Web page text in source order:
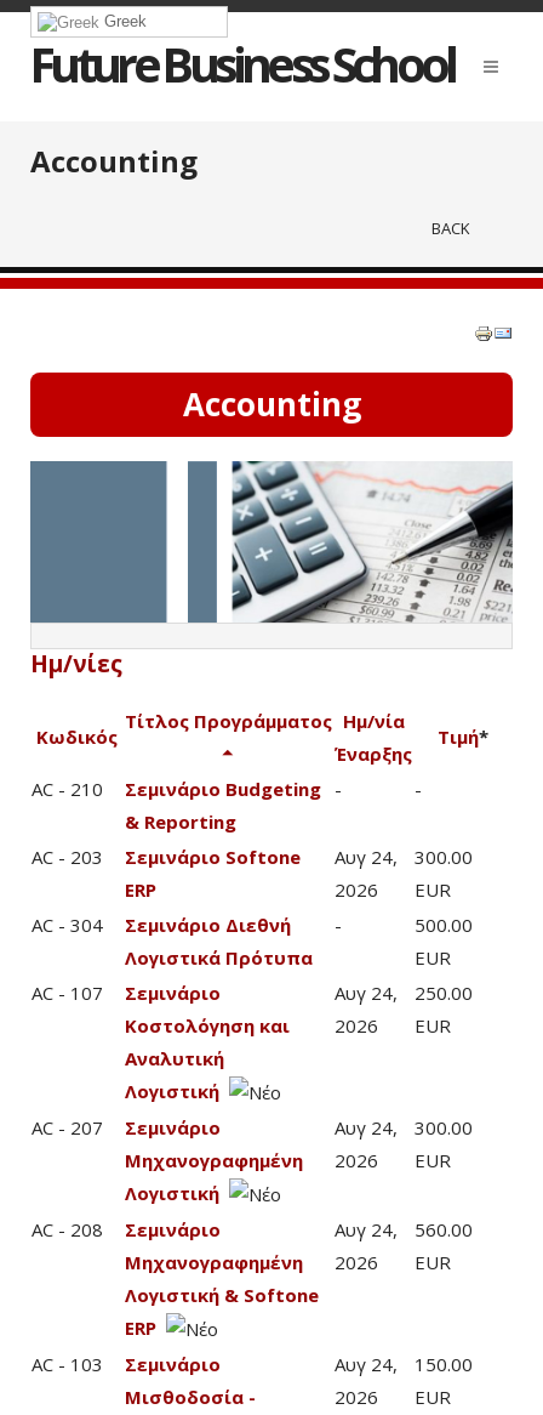
Greek
Future Business School
Accounting
BACK
Accounting
Ημ/νίες
Κωδικός
Τίτλος Προγράμματος Ημ/νία
Έναρξης
Τιμή*
AC - 210
Σεμινάριο Budgeting
& Reporting
- -
AC - 203
Σεμινάριο Softone
ERP
Αυγ 24,
2026
300.00
EUR
AC - 304
Σεμινάριο Διεθνή
Λογιστικά Πρότυπα
-
500.00
EUR
AC - 107
Σεμινάριο
Κοστολόγηση και
Αναλυτική
Λογιστική
Αυγ 24,
2026
250.00
EUR
AC - 207
Σεμινάριο
Μηχανογραφημένη
Λογιστική
Αυγ 24,
2026
300.00
EUR
AC - 208
Σεμινάριο
Μηχανογραφημένη
Λογιστική & Softone
ERP
Αυγ 24,
2026
560.00
EUR
AC - 103
Σεμινάριο
Μισθοδοσία -
Αυγ 24,
2026
150.00
EUR